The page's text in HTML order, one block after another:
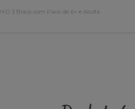
3 Black com Pack de 6+ e Alcofa